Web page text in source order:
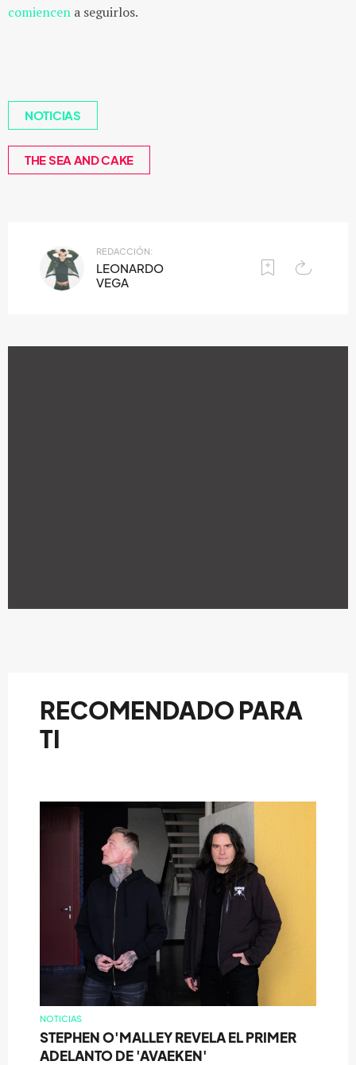
comiencen a seguirlos.
NOTICIAS
THE SEA AND CAKE
REDACCIÓN:
LEONARDO
VEGA
RECOMENDADO PARA
TI
NOTICIAS
STEPHEN O'MALLEY REVELA EL PRIMER
ADELANTO DE 'AVAEKEN'